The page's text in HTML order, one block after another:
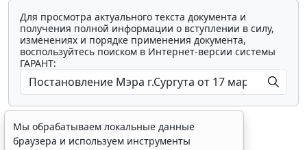
Для просмотра актуального текста документа и
получения полной информации о вступлении в силу,
изменениях и порядке применения документа,
воспользуйтесь поиском в Интернет-версии системы
ГАРАНТ:
Мы обрабатываем локальные данные
браузера и используем инструменты